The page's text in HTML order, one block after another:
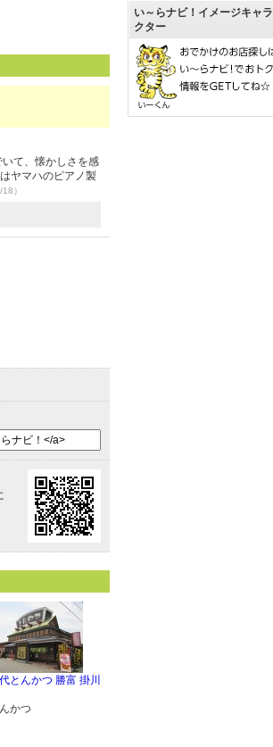
て、懐かしさを感
ヤマハのピアノ製
）
とんかつ 勝富 掛川
かつ
い～らナビ！イメージキャラ
クター